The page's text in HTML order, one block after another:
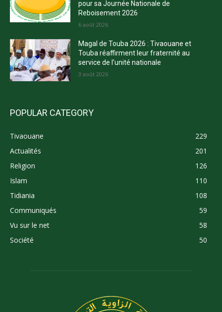
pour sa Journée Nationale de
Reboisement 2026
6 août 2026
Magal de Touba 2026 : Tivaouane et
Touba réaffirment leur fraternité au
service de l’unité nationale
3 août 2026
POPULAR CATEGORY
Tivaouane
229
Actualités
201
Religion
126
Islam
110
Tidiania
108
Communiqués
59
Vu sur le net
58
Société
50